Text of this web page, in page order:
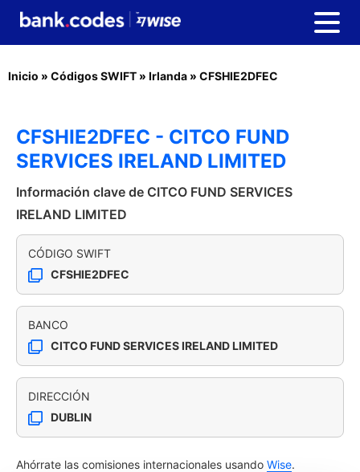
Inicio » Códigos SWIFT » Irlanda » CFSHIE2DFEC
CFSHIE2DFEC - CITCO FUND
SERVICES IRELAND LIMITED
Información clave de CITCO FUND SERVICES
IRELAND LIMITED
CÓDIGO SWIFT
CFSHIE2DFEC
BANCO
CITCO FUND SERVICES IRELAND LIMITED
DIRECCIÓN
DUBLIN
Ahórrate las comisiones internacionales usando Wise.